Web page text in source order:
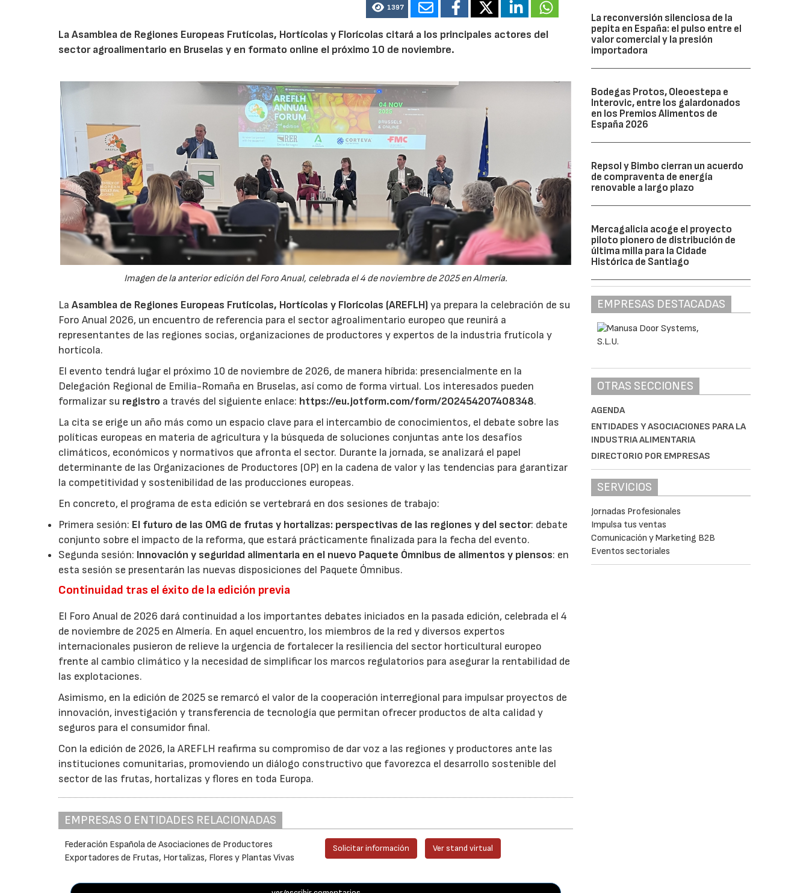
1397
La Asamblea de Regiones Europeas Frutícolas, Hortícolas y Florícolas citará a los principales actores del
sector agroalimentario en Bruselas y en formato online el próximo 10 de noviembre.
Imagen de la anterior edición del Foro Anual, celebrada el 4 de noviembre de 2025 en Almería.
LaAsamblea de Regiones Europeas Frutícolas, Hortícolas y Florícolas (AREFLH)ya prepara la celebración de su
Foro Anual 2026, un encuentro de referencia para el sector agroalimentario europeo que reunirá a
representantes de las regiones socias, organizaciones de productores y expertos de la industria frutícola y
hortícola.
El evento tendrá lugar el próximo 10 de noviembre de 2026, de manera híbrida: presencialmente en la
Delegación Regional de Emilia-Romaña en Bruselas, así como de forma virtual. Los interesados pueden
formalizar su registro a través del siguiente enlace: https://eu.jotform.com/form/202454207408348.
La cita se erige un año más como un espacio clave para el intercambio de conocimientos, el debate sobre las
políticas europeas en materia de agricultura y la búsqueda de soluciones conjuntas ante los desafíos
climáticos, económicos y normativos que afronta el sector. Durante la jornada, se analizará el papel
determinante de las Organizaciones de Productores (OP) en la cadena de valor y las tendencias para garantizar
la competitividad y sostenibilidad de las producciones europeas.
En concreto, el programa de esta edición se vertebrará en dos sesiones de trabajo:
Primera sesión: El futuro de las OMG de frutas y hortalizas: perspectivas de las regiones y del sector: debate
conjunto sobre el impacto de la reforma, que estará prácticamente finalizada para la fecha del evento.
Segunda sesión: Innovación y seguridad alimentaria en el nuevo Paquete Ómnibus de alimentos y piensos: en
esta sesión se presentarán las nuevas disposiciones del Paquete Ómnibus.
Continuidad tras el éxito de la edición previa
El Foro Anual de 2026 dará continuidad a los importantes debates iniciados en la pasada edición, celebrada el 4
de noviembre de 2025 en Almería. En aquel encuentro, los miembros de la red y diversos expertos
internacionales pusieron de relieve la urgencia de fortalecer la resiliencia del sector horticultural europeo
frente al cambio climático y la necesidad de simplificar los marcos regulatorios para asegurar la rentabilidad de
las explotaciones.
Asimismo, en la edición de 2025 se remarcó el valor de la cooperación interregional para impulsar proyectos de
innovación, investigación y transferencia de tecnología que permitan ofrecer productos de alta calidad y
seguros para el consumidor final.
Con la edición de 2026, la AREFLH reafirma su compromiso de dar voz a las regiones y productores ante las
instituciones comunitarias, promoviendo un diálogo constructivo que favorezca el desarrollo sostenible del
sector de las frutas, hortalizas y flores en toda Europa.
EMPRESAS O ENTIDADES RELACIONADAS
Federación Española de Asociaciones de Productores
Exportadores de Frutas, Hortalizas, Flores y Plantas Vivas
Solicitar información Ver stand virtual
La reconversión silenciosa de la
pepita en España: el pulso entre el
valor comercial y la presión
importadora
Bodegas Protos, Oleoestepa e
Interovic, entre los galardonados
en los Premios Alimentos de
España 2026
Repsol y Bimbo cierran un acuerdo
de compraventa de energía
renovable a largo plazo
Mercagalicia acoge el proyecto
piloto pionero de distribución de
última milla para la Cidade
Histórica de Santiago
EMPRESAS DESTACADAS
OTRAS SECCIONES
AGENDA
ENTIDADES Y ASOCIACIONES PARA LA
INDUSTRIA ALIMENTARIA
DIRECTORIO POR EMPRESAS
SERVICIOS
Jornadas Profesionales
Impulsa tus ventas
Comunicación y Marketing B2B
Eventos sectoriales